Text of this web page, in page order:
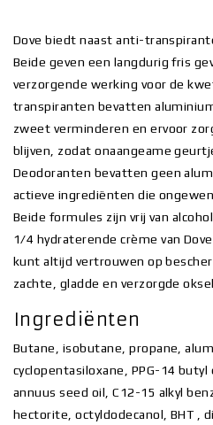
Dove biedt naast anti-
Beide geven een langdurig fris
verzorgende werking voor de
transpiranten bevatten
zweet verminderen en ervoor
blijven, zodat onaangeame
Deodoranten bevatten geen
actieve ingrediënten die
Beide formules zijn vrij van
1/4 hydraterende crème van
kunt altijd vertrouwen op
zachte, gladde en verzorgde
Ingrediënten
Butane, isobutane, propane,
cyclopentasiloxane, PPG-14
annuus seed oil, C12-15 alkyl
hectorite, octyldodecanol, BHT ,